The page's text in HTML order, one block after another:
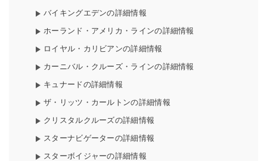
バイキングエデンの詳細情報
ホーランド・アメリカ・ラインの詳細情報
ロイヤル・カリビアンの詳細情報
カーニバル・クルーズ・ラインの詳細情報
キュナードの詳細情報
ザ・リッツ・カールトンの詳細情報
クリスタルクルーズの詳細情報
スターナビゲーターの詳細情報
スターボイジャーの詳細情報